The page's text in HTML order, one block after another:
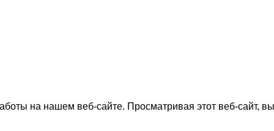
на нашем веб-сайте. Просматривая этот веб-сайт,